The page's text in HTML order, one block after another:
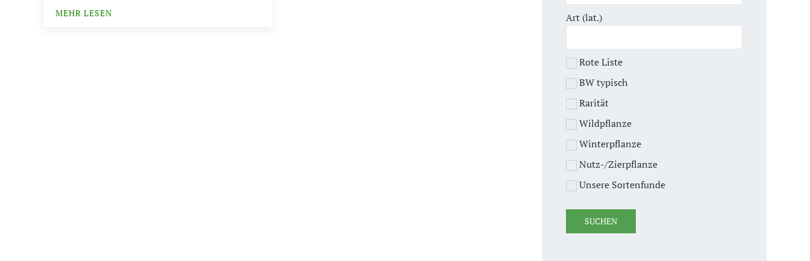
MEHR LESEN Art (lat.)
Rote Liste
BW typisch
Rarität
Wildpflanze
Winterpflanze
Nutz-/Zierpflanze
Unsere Sortenfunde